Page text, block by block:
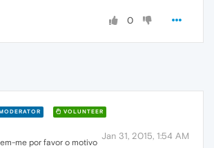
0
VOLUNTEER
Jan 31, 2015, 1:54 AM
me por favor o motivo